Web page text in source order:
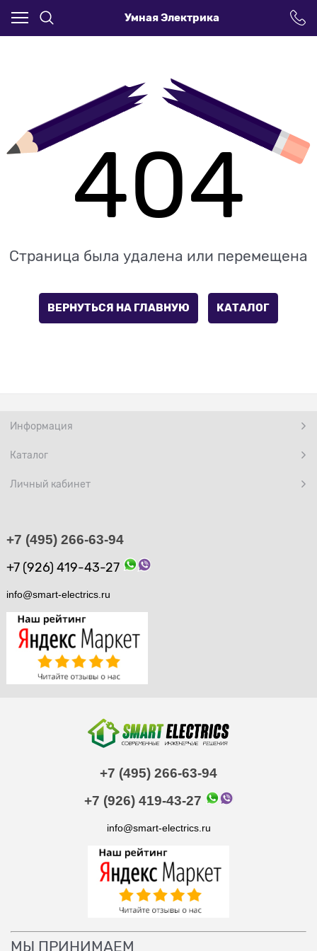
Умная Электрика
404
Страница была удалена или перемещена
ВЕРНУТЬСЯ НА ГЛАВНУЮ КАТАЛОГ
Информация
Каталог
Личный кабинет
+7 (495) 266-63-94
+7 (926) 419-43-27
info@smart-electrics.ru
+7 (495) 266-63-94
+7 (926) 419-43-27
info@smart-electrics.ru
МЫ ПРИНИМАЕМ